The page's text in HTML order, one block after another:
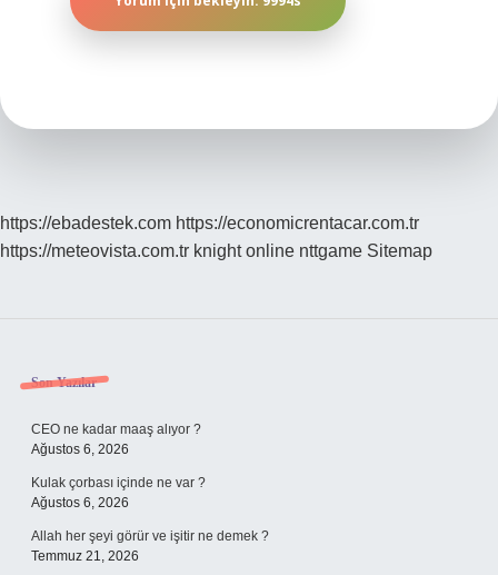
https://ebadestek.com https://economicrentacar.com.tr
https://meteovista.com.tr knight online nttgame Sitemap
Sidebar
Son Yazılar
CEO ne kadar maaş alıyor ?
Ağustos 6, 2026
Kulak çorbası içinde ne var ?
Ağustos 6, 2026
Allah her şeyi görür ve işitir ne demek ?
Temmuz 21, 2026